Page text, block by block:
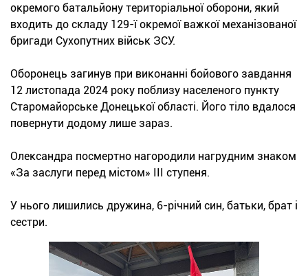
окремого батальйону територіальної оборони, який
входить до складу 129-ї окремої важкої механізованої
бригади Сухопутних військ ЗСУ.
Оборонець загинув при виконанні бойового завдання
12 листопада 2024 року поблизу населеного пункту
Старомайорське Донецької області. Його тіло вдалося
повернути додому лише зараз.
Олександра посмертно нагородили нагрудним знаком
«За заслуги перед містом» ІІІ ступеня.
У нього лишились дружина, 6-річний син, батьки, брат і
сестри.